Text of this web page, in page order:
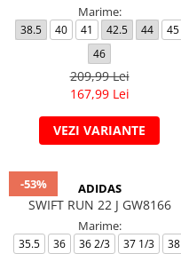
Marime:
38.5 40 41 42.5 44
45
46
209,99 Lei
167,99 Lei
VEZI VARIANTE
-53% ADIDAS
SWIFT RUN 22 J GW8166
Marime:
35.5 36 36 2/3 37 1/3
38